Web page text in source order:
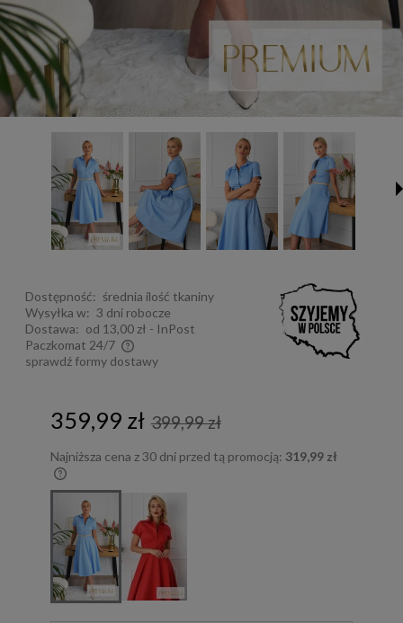
Dostępność: średnia ilość tkaniny
Wysyłka w: 3 dni robocze
Dostawa: od 13,00 zł - InPost
Paczkomat 24/7
Cena nie zawiera ewentualnych kosztów płatności
sprawdź formy dostawy
359,99 zł 399,99 zł
Najniższa cena z 30 dni przed tą promocją: 319,99 zł
Jeżeli produkt jest sprzedawany krócej niż
30 dni, wyświetlana jest najniższa cena od
momentu, kiedy produkt pojawił się w
sprzedaży.